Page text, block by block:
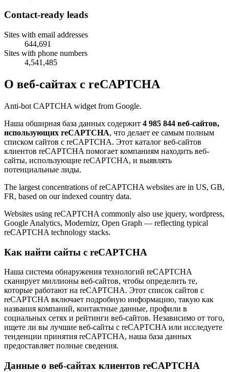
Contact-ready leads
Sites with email addresses
644,691
Sites with phone numbers
4,541,485
О веб-сайтах с reCAPTCHA
Anti-bot CAPTCHA widget from Google.
Наша обширная база данных содержит 4 985 844 веб-сайтов,
использующих reCAPTCHA, что делает ее самым полным
списком сайтов с reCAPTCHA. Этот каталог веб-сайтов
клиентов reCAPTCHA помогает компаниям находить веб-
сайты, использующие reCAPTCHA, и выявлять
потенциальные лиды.
The largest concentrations of reCAPTCHA websites are in US, GB,
FR, based on our indexed country data.
Websites using reCAPTCHA commonly also use jquery, wordpress,
Google Analytics, Modernizr, Open Graph — reflecting typical
reCAPTCHA technology stacks.
Как найти сайты с reCAPTCHA
Наша система обнаружения технологий reCAPTCHA
сканирует миллионы веб-сайтов, чтобы определить те,
которые работают на reCAPTCHA. Этот список сайтов с
reCAPTCHA включает подробную информацию, такую как
названия компаний, контактные данные, профили в
социальных сетях и рейтинги веб-сайтов. Независимо от того,
ищете ли вы лучшие веб-сайты с reCAPTCHA или исследуете
тенденции принятия reCAPTCHA, наша база данных
предоставляет полные сведения.
Данные о веб-сайтах клиентов reCAPTCHA